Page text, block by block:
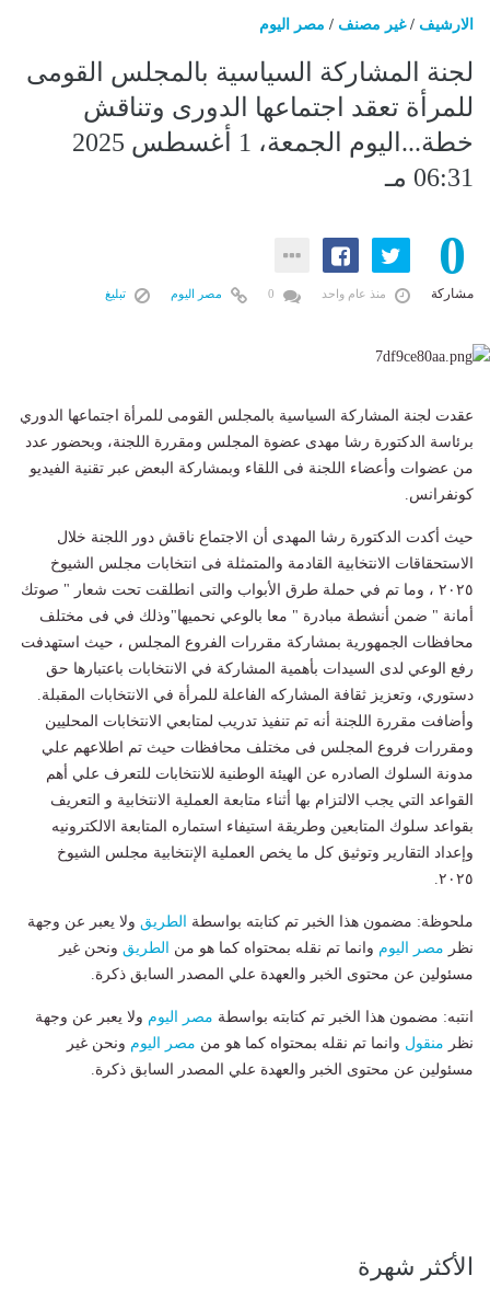
الارشيف /غير مصنف / مصر اليوم
لجنة المشاركة السياسية بالمجلس القومى
للمرأة تعقد اجتماعها الدورى وتناقش
خطة...اليوم الجمعة، 1 أغسطس 2025
06:31 مـ
0
مشاركة منذ عام واحد مصر اليوم تبليغ
عقدت لجنة المشاركة السياسية بالمجلس القومى للمرأة اجتماعها الدوري
برئاسة الدكتورة رشا مهدى عضوة المجلس ومقررة اللجنة، وبحضور عدد
من عضوات وأعضاء اللجنة فى اللقاء وبمشاركة البعض عبر تقنية الفيديو
كونفرانس.
حيث أكدت الدكتورة رشا المهدى أن الاجتماع ناقش دور اللجنة خلال
الاستحقاقات الانتخابية القادمة والمتمثلة فى انتخابات مجلس الشيوخ
٢٠٢٥ ، وما تم في حملة طرق الأبواب والتى انطلقت تحت شعار " صوتك
أمانة " ضمن أنشطة مبادرة " معا بالوعي نحميها"وذلك في فى مختلف
محافظات الجمهورية بمشاركة مقررات الفروع المجلس ، حيث استهدفت
رفع الوعي لدى السيدات بأهمية المشاركة في الانتخابات باعتبارها حق
دستوري، وتعزيز ثقافة المشاركه الفاعلة للمرأة في الانتخابات المقبلة.
وأضافت مقررة اللجنة أنه تم تنفيذ تدريب لمتابعي الانتخابات المحليين
ومقررات فروع المجلس فى مختلف محافظات حيث تم اطلاعهم علي
مدونة السلوك الصادره عن الهيئة الوطنية للانتخابات للتعرف علي أهم
القواعد التي يجب الالتزام بها أثناء متابعة العملية الانتخابية و التعريف
بقواعد سلوك المتابعين وطريقة استيفاء استماره المتابعة الالكترونيه
وإعداد التقارير وتوثيق كل ما يخص العملية الإنتخابية مجلس الشيوخ
٢٠٢٥.
ملحوظة: مضمون هذا الخبر تم كتابته بواسطة الطريق ولا يعبر عن وجهة
نظر مصر اليوم وانما تم نقله بمحتواه كما هو من الطريق ونحن غير
مسئولين عن محتوى الخبر والعهدة علي المصدر السابق ذكرة.
انتبه: مضمون هذا الخبر تم كتابته بواسطة مصر اليوم ولا يعبر عن وجهة
نظر منقول وانما تم نقله بمحتواه كما هو من مصر اليوم ونحن غير
مسئولين عن محتوى الخبر والعهدة علي المصدر السابق ذكرة.
الأكثر شهرة